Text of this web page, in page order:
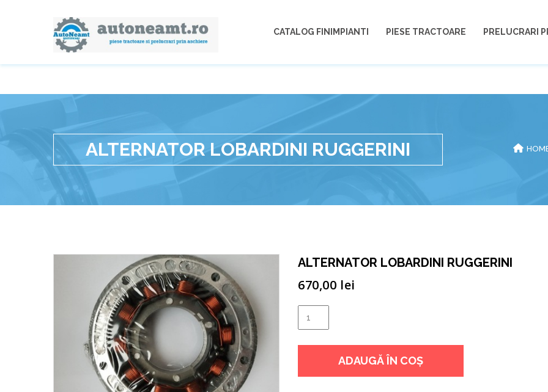
CATALOG FINIMPIANTI PIESE TRACTOARE PRELUCRARI
ALTERNATOR LOBARDINI RUGGERINI
ALTERNATOR LOBARDINI RUGGERINI
670,00 lei
ALTERNATOR
LOBARDINI
RUGGERINIADAUGĂ ÎN COȘ